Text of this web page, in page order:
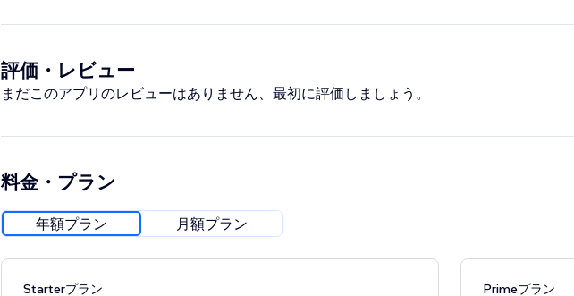
評価・レビュー
まだこのアプリのレビューはありません、最初に評価しましょう。
料金・プラン
年額プラン 月額プラン
Starterプラン Primeプラン